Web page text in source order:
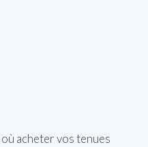
acheter vos tenues